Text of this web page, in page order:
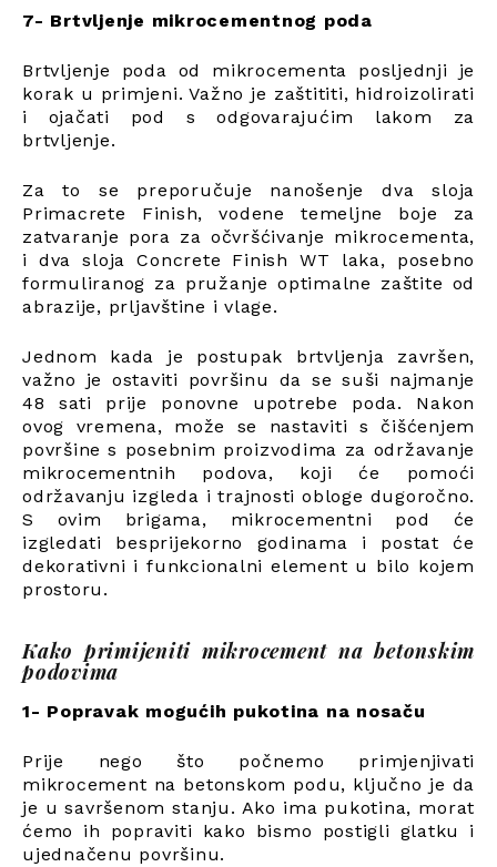
7- Brtvljenje mikrocementnog poda
Brtvljenje poda od mikrocementa posljednji je
korak u primjeni. Važno je zaštititi, hidroizolirati
i ojačati pod s odgovarajućim lakom za
brtvljenje.
Za to se preporučuje nanošenje dva sloja
Primacrete Finish, vodene temeljne boje za
zatvaranje pora za očvršćivanje mikrocementa,
i dva sloja Concrete Finish WT laka, posebno
formuliranog za pružanje optimalne zaštite od
abrazije, prljavštine i vlage.
Jednom kada je postupak brtvljenja završen,
važno je ostaviti površinu da se suši najmanje
48 sati prije ponovne upotrebe poda. Nakon
ovog vremena, može se nastaviti s čišćenjem
površine s posebnim proizvodima za održavanje
mikrocementnih podova, koji će pomoći
održavanju izgleda i trajnosti obloge dugoročno.
S ovim brigama, mikrocementni pod će
izgledati besprijekorno godinama i postat će
dekorativni i funkcionalni element u bilo kojem
prostoru.
Kako primijeniti mikrocement na betonskim
podovima
1- Popravak mogućih pukotina na nosaču
Prije nego što počnemo primjenjivati
mikrocement na betonskom podu, ključno je da
je u savršenom stanju. Ako ima pukotina, morat
ćemo ih popraviti kako bismo postigli glatku i
ujednačenu površinu.